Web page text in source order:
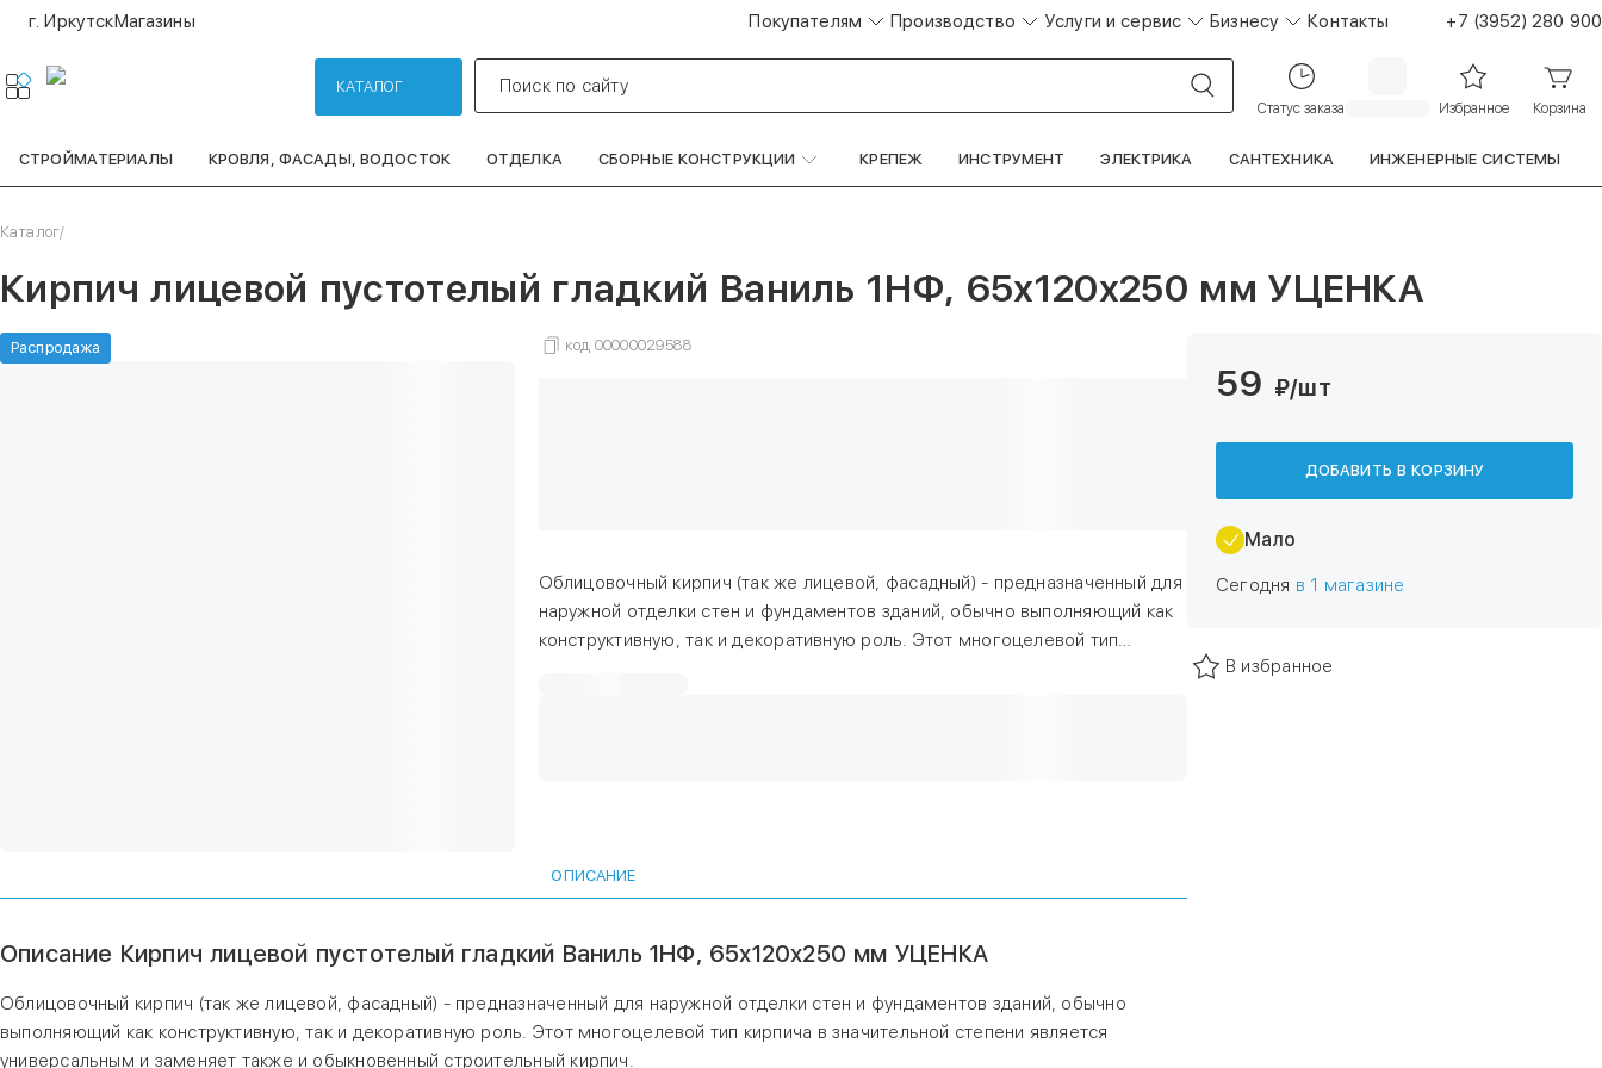
г. ИркутскМагазины Покупателям Производство Услуги и сервис Бизнесу Контакты +7 (3952) 280 900
КАТАЛОГ Поиск по сайту
Статус заказа Избранное Корзина
СТРОЙМАТЕРИАЛЫ КРОВЛЯ, ФАСАДЫ, ВОДОСТОК ОТДЕЛКА СБОРНЫЕ КОНСТРУКЦИИ КРЕПЕЖ ИНСТРУМЕНТ ЭЛЕКТРИКА САНТЕХНИКА ИНЖЕНЕРНЫЕ СИСТЕМЫ
Каталог/
Кирпич лицевой пустотелый гладкий Ваниль 1НФ, 65х120х250 мм УЦЕНКА
код00000029588
Распродажа
Облицовочный кирпич (так же лицевой, фасадный) - предназначенный для
наружной отделки стен и фундаментов зданий, обычно выполняющий как
конструктивную, так и декоративную роль. Этот многоцелевой тип
ОПИСАНИЕ
Описание Кирпич лицевой пустотелый гладкий Ваниль 1НФ, 65х120х250 мм УЦЕНКА
Облицовочный кирпич (так же лицевой, фасадный) - предназначенный для наружной отделки стен и фундаментов зданий, обычно
выполняющий как конструктивную, так и декоративную роль. Этот многоцелевой тип кирпича в значительной степени является
универсальным и заменяет также и обыкновенный строительный кирпич.
59 ₽/шт
ДОБАВИТЬ В КОРЗИНУ
Мало
Сегодня в 1 магазине
В избранное